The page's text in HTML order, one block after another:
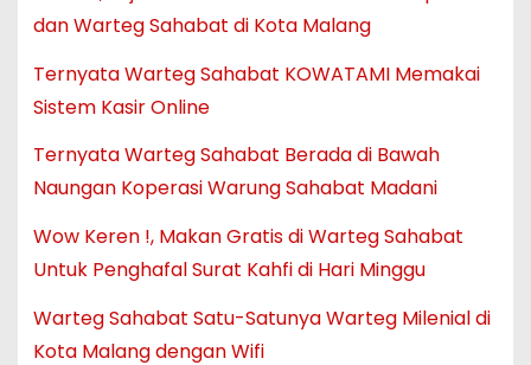
dan Warteg Sahabat di Kota Malang
Ternyata Warteg Sahabat KOWATAMI Memakai
Sistem Kasir Online
Ternyata Warteg Sahabat Berada di Bawah
Naungan Koperasi Warung Sahabat Madani
Wow Keren !, Makan Gratis di Warteg Sahabat
Untuk Penghafal Surat Kahfi di Hari Minggu
Warteg Sahabat Satu-Satunya Warteg Milenial di
Kota Malang dengan Wifi